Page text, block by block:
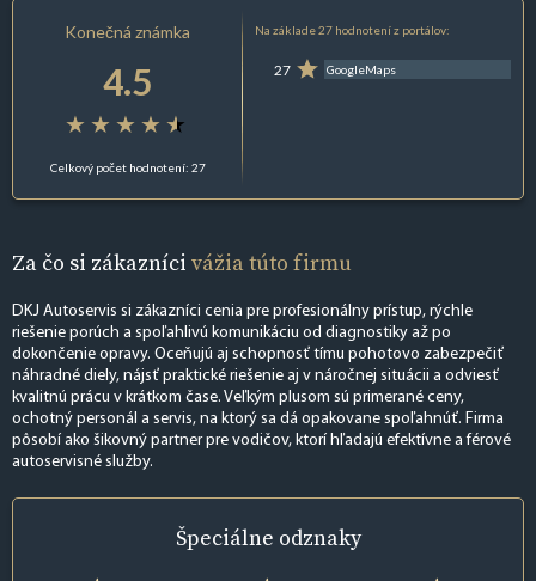
Konečná známka
4.5
Celkový počet hodnotení: 27
Na základe 27 hodnotení z portálov:
27 GoogleMaps
Za čo si zákazníci vážia túto firmu
DKJ Autoservis si zákazníci cenia pre profesionálny prístup, rýchle
riešenie porúch a spoľahlivú komunikáciu od diagnostiky až po
dokončenie opravy. Oceňujú aj schopnosť tímu pohotovo zabezpečiť
náhradné diely, nájsť praktické riešenie aj v náročnej situácii a odviesť
kvalitnú prácu v krátkom čase. Veľkým plusom sú primerané ceny,
ochotný personál a servis, na ktorý sa dá opakovane spoľahnúť. Firma
pôsobí ako šikovný partner pre vodičov, ktorí hľadajú efektívne a férové
autoservisné služby.
Špeciálne odznaky